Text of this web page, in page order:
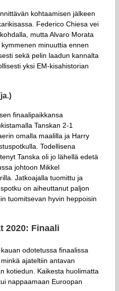
kohtaamisen jälkeen
Federico Chiesa vei
mutta Alvaro Morata
minuuttia ennen
sekä pelin laadun kannalta
yksi EM-kisahistorian
finaalipaikkansa
Tanskan 2-1
omalla maalilla ja Harry
Todellisena
Tanska oli jo lähellä edetä
johtoon Mikkel
Jatkoajalla tuomittu ja
on aiheuttanut paljon
tuomitsevan hyvin heppoisin
2020: Finaali
odotetussa finaalissa
ajateltiin antavan
kotiedun. Kaikesta huolimatta
nappaamaan Euroopan